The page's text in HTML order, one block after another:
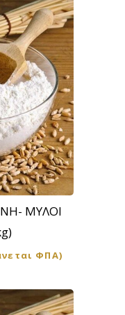
ΜΥΛΟΙ
ΦΠΑ)